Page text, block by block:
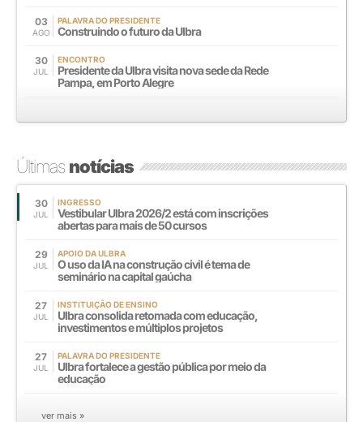
03
AGO
PALAVRA DO PRESIDENTE
Construindo o futuro da Ulbra
30
JUL
ENCONTRO
Presidente da Ulbra visita nova sede da Rede
Pampa, em Porto Alegre
Últimasnotícias
30
JUL
INGRESSO
Vestibular Ulbra 2026/2 está com inscrições
abertas para mais de 50 cursos
29
JUL
APOIO DA ULBRA
O uso da IA na construção civil é tema de
seminário na capital gaúcha
27
JUL
INSTITUIÇÃO DE ENSINO
Ulbra consolida retomada com educação,
investimentos e múltiplos projetos
27
JUL
PALAVRA DO PRESIDENTE
Ulbra fortalece a gestão pública por meio da
educação
ver mais »